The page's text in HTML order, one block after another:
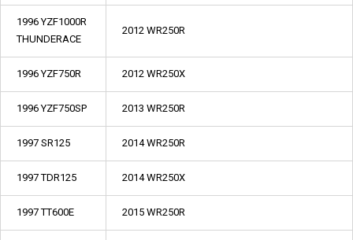
1996 YZF1000R
THUNDERACE
2012 WR250R
1996 YZF750R 2012 WR250X
1996 YZF750SP 2013 WR250R
1997 SR125 2014 WR250R
1997 TDR125 2014 WR250X
1997 TT600E 2015 WR250R